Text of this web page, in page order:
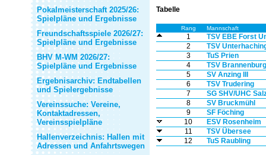
Pokalmeisterschaft 2025/26:
Spielpläne und Ergebnisse
Freundschaftsspiele 2026/27:
Spielpläne und Ergebnisse
BHV M-WM 2026/27:
Spielpläne und Ergebnisse
Ergebnisarchiv: Endtabellen
und Spielergebnisse
Vereinssuche: Vereine,
Kontaktadressen,
Vereinsspielpläne
Hallenverzeichnis: Hallen mit
Adressen und Anfahrtswegen
Tabelle
Rang Mannschaft
1
TSV EBE Forst
2
TSV
3
TuS Prien
4
TSV Brannenburg
5
SV Anzing III
6
TSV Trudering
7
SG SHV/UHC
8
SV Bruckmühl
9
SF Föching
10
ESV Rosenheim
11
TSV Übersee
12
TuS Raubling